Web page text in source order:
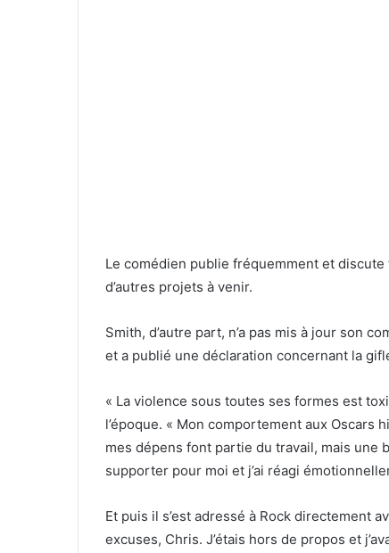
Le comédien publie fréquemment et
d’autres projets à venir.
Smith, d’autre part, n’a pas mis à jour son
et a publié une déclaration concernant la
« La violence sous toutes ses formes est
l’époque. « Mon comportement aux Oscars
mes dépens font partie du travail, mais une
supporter pour moi et j’ai réagi
Et puis il s’est adressé à Rock directement
excuses, Chris. J’étais hors de propos et